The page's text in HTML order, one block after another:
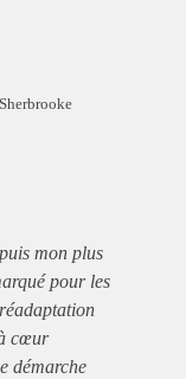
mon plus
pour les
cœur
démarche